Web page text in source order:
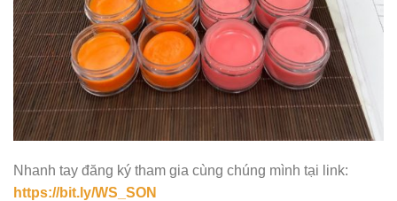
Nhanh tay đăng ký tham gia cùng chúng mình tại link:
https://bit.ly/WS_SON